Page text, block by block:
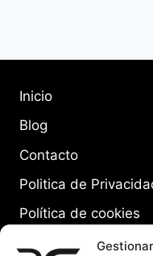
Inicio
Blog
Contacto
Politica de
Política de cookies